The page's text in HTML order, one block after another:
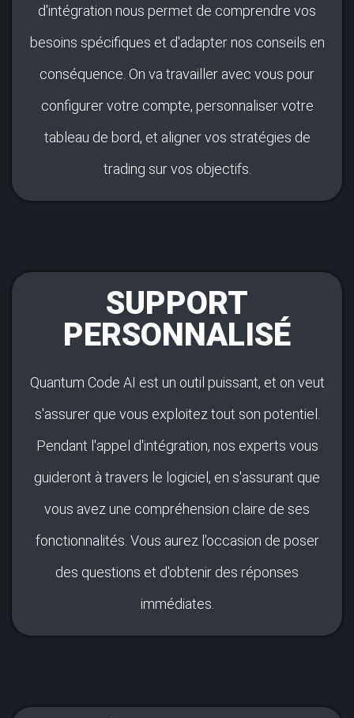
d'intégration nous permet de comprendre vos
besoins spécifiques et d'adapter nos conseils en
conséquence. On va travailler avec vous pour
configurer votre compte, personnaliser votre
tableau de bord, et aligner vos stratégies de
trading sur vos objectifs.
SUPPORT
PERSONNALISÉ
Quantum Code AI est un outil puissant, et on veut
s'assurer que vous exploitez tout son potentiel.
Pendant l'appel d'intégration, nos experts vous
guideront à travers le logiciel, en s'assurant que
vous avez une compréhension claire de ses
fonctionnalités. Vous aurez l'occasion de poser
des questions et d'obtenir des réponses
immédiates.